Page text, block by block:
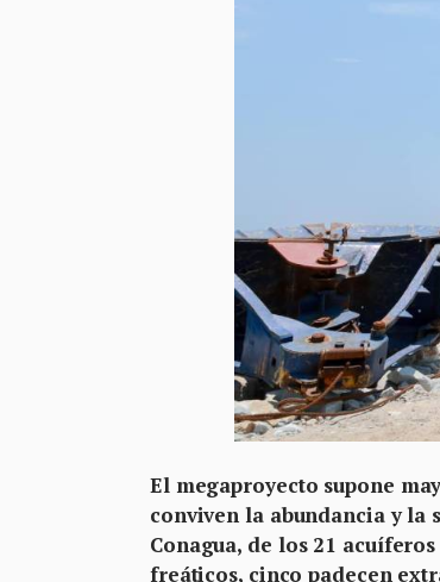
El megaproyecto supone
conviven la abundancia y la
Conagua, de los 21
freáticos, cinco padecen